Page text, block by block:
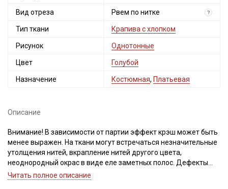
Вид отреза Рвем по нитке ?
Тип ткани Крапива с хлопком
Рисунок Однотонные
Цвет Голубой
Назначение Костюмная, Платьевая
Описание
Внимание! В зависимости от партии эффект крэш может быть
менее выражен. На ткани могут встречаться незначительные
утолщения нитей, вкрапление нитей другого цвета,
неоднородный окрас в виде еле заметных полос. Дефекты
вдоль кромки на расстоянии до 5см от края браком не
Читать полное описание